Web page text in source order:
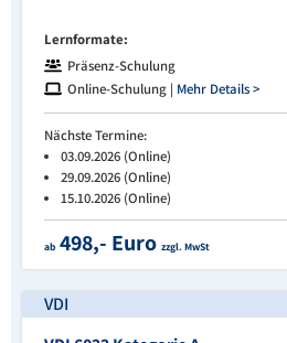
Lernformate:
Präsenz-Schulung
Online-Schulung | Mehr Details >
Nächste Termine:
03.09.2026 (Online)
29.09.2026 (Online)
15.10.2026 (Online)
ab 498,- Euro zzgl. MwSt
VDI